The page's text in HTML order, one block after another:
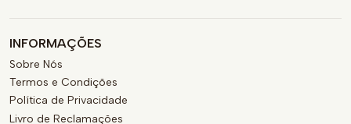
INFORMAÇÕES
Sobre Nós
Termos e Condições
Política de Privacidade
Livro de Reclamações